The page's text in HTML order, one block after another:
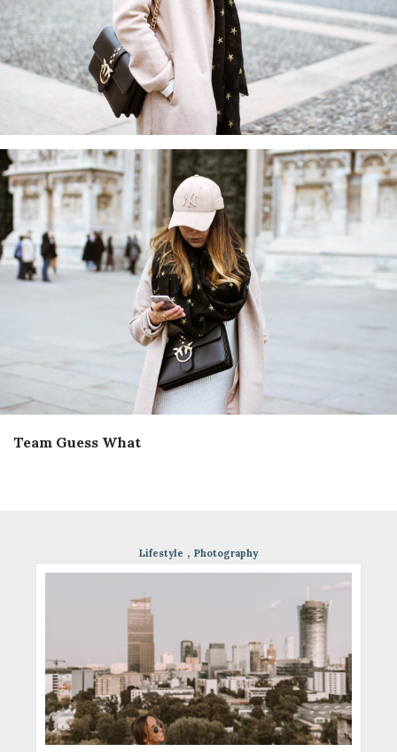
Team Guess What
Photography